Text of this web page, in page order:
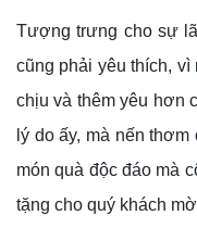
Tượng trưng cho sự
cũng phải yêu thích, vì
chịu và thêm yêu hơn
lý do ấy, mà nến
món quà độc đáo mà
tặng cho quý khách